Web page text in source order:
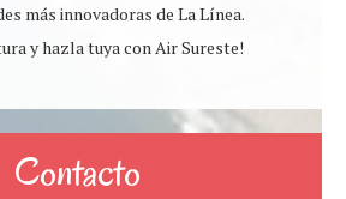
más innovadoras de La Línea.
y hazla tuya con Air Sureste!
Contacto